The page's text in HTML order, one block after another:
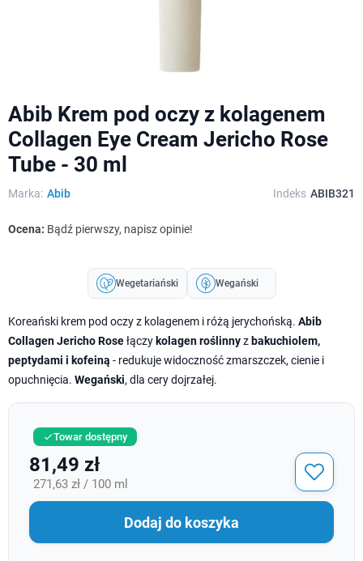
Abib Krem pod oczy z kolagenem
Collagen Eye Cream Jericho Rose
Tube - 30 ml
Marka: Abib Indeks ABIB321
Ocena: Bądź pierwszy, napisz opinie!
Wegetariański Wegański
Koreański krem pod oczy z kolagenem i różą jerychońską. Abib
Collagen Jericho Rosełączy kolagen roślinnyz bakuchiolem,
peptydami i kofeiną - redukuje widoczność zmarszczek, cienie i
opuchnięcia. Wegański, dla cery dojrzałej.
Towar dostępny
81,49 zł
271,63 zł / 100 ml
Dodaj do koszyka